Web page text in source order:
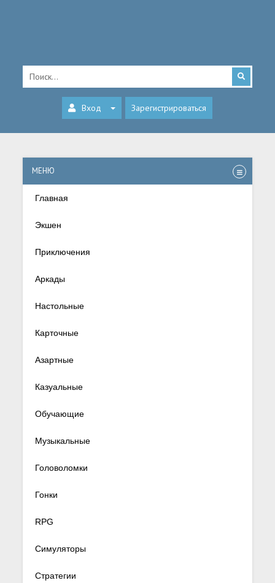
Вход Зарегистрироваться
МЕНЮ
Главная
Экшен
Приключения
Аркады
Настольные
Карточные
Азартные
Казуальные
Обучающие
Музыкальные
Головоломки
Гонки
RPG
Симуляторы
Стратегии